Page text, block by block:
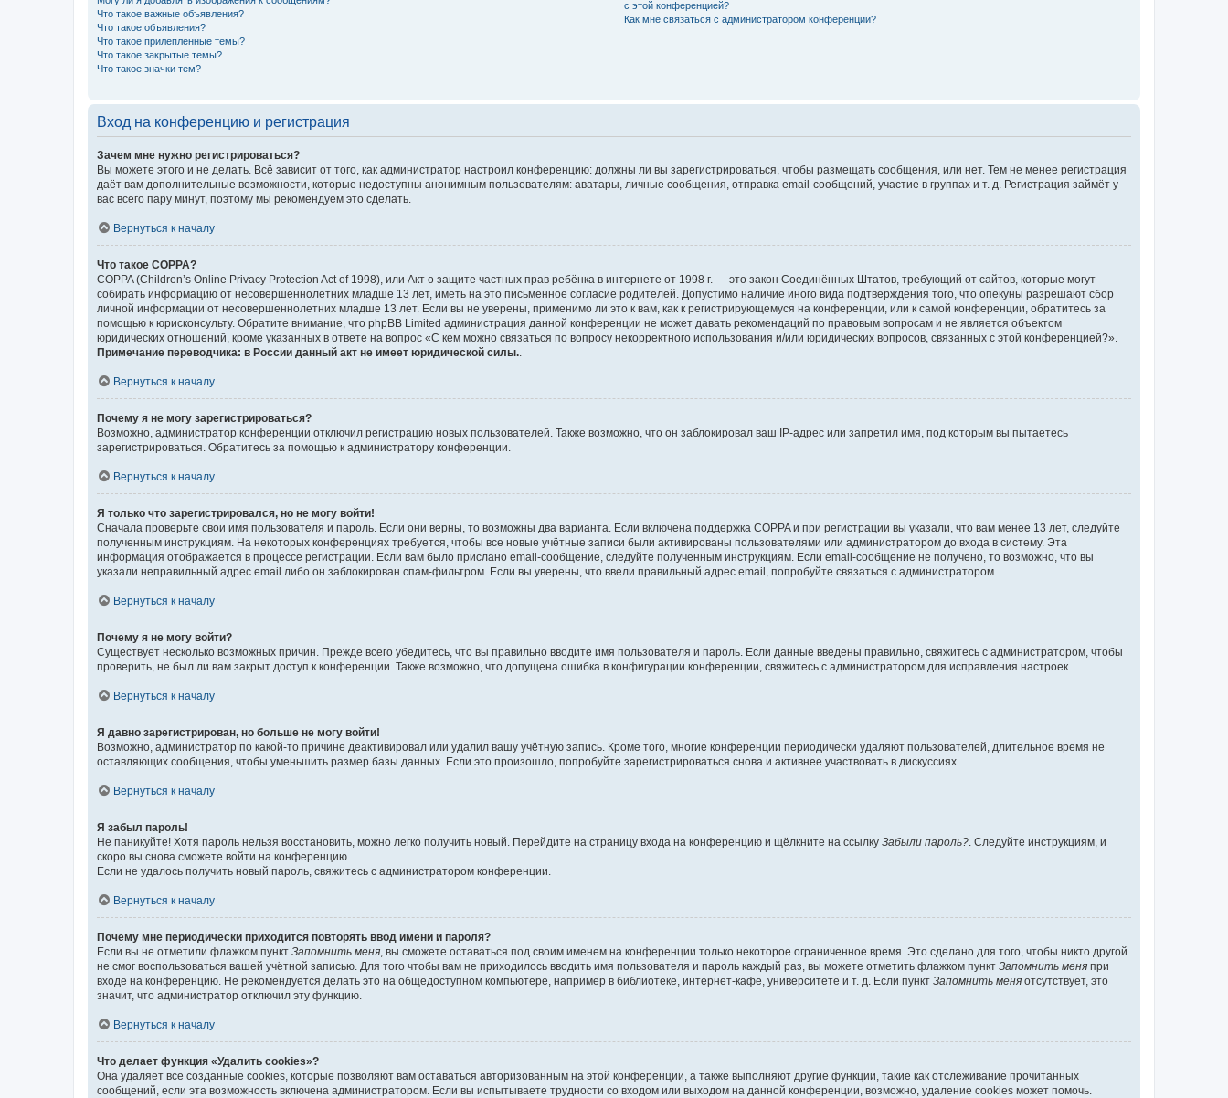
Что такое важные объявления?
Что такое объявления?
Что такое прилепленные темы?
Что такое закрытые темы?
Что такое значки тем?
с этой конференцией?
Как мне связаться с администратором конференции?
Вход на конференцию и регистрация
Зачем мне нужно регистрироваться?
Вы можете этого и не делать. Всё зависит от того, как администратор настроил конференцию: должны ли вы зарегистрироваться, чтобы размещать сообщения, или нет. Тем не менее регистрация
даёт вам дополнительные возможности, которые недоступны анонимным пользователям: аватары, личные сообщения, отправка email-сообщений, участие в группах и т. д. Регистрация займёт у
вас всего пару минут, поэтому мы рекомендуем это сделать.
Вернуться к началу
Что такое COPPA?
COPPA (Children’s Online Privacy Protection Act of 1998), или Акт о защите частных прав ребёнка в интернете от 1998 г. — это закон Соединённых Штатов, требующий от сайтов, которые могут
собирать информацию от несовершеннолетних младше 13 лет, иметь на это письменное согласие родителей. Допустимо наличие иного вида подтверждения того, что опекуны разрешают сбор
личной информации от несовершеннолетних младше 13 лет. Если вы не уверены, применимо ли это к вам, как к регистрирующемуся на конференции, или к самой конференции, обратитесь за
помощью к юрисконсульту. Обратите внимание, что phpBB Limited администрация данной конференции не может давать рекомендаций по правовым вопросам и не является объектом
юридических отношений, кроме указанных в ответе на вопрос «С кем можно связаться по вопросу некорректного использования и/или юридических вопросов, связанных с этой конференцией?».
Примечание переводчика: в России данный акт не имеет юридической силы.
Вернуться к началу
Почему я не могу зарегистрироваться?
Возможно, администратор конференции отключил регистрацию новых пользователей. Также возможно, что он заблокировал ваш IP-адрес или запретил имя, под которым вы пытаетесь
зарегистрироваться. Обратитесь за помощью к администратору конференции.
Вернуться к началу
Я только что зарегистрировался, но не могу войти!
Сначала проверьте свои имя пользователя и пароль. Если они верны, то возможны два варианта. Если включена поддержка COPPA и при регистрации вы указали, что вам менее 13 лет, следуйте
полученным инструкциям. На некоторых конференциях требуется, чтобы все новые учётные записи были активированы пользователями или администратором до входа в систему. Эта
информация отображается в процессе регистрации. Если вам было прислано email-сообщение, следуйте полученным инструкциям. Если email-сообщение не получено, то возможно, что вы
указали неправильный адрес email либо он заблокирован спам-фильтром. Если вы уверены, что ввели правильный адрес email, попробуйте связаться с администратором.
Вернуться к началу
Почему я не могу войти?
Существует несколько возможных причин. Прежде всего убедитесь, что вы правильно вводите имя пользователя и пароль. Если данные введены правильно, свяжитесь с администратором, чтобы
проверить, не был ли вам закрыт доступ к конференции. Также возможно, что допущена ошибка в конфигурации конференции, свяжитесь с администратором для исправления настроек.
Вернуться к началу
Я давно зарегистрирован, но больше не могу войти!
Возможно, администратор по какой-то причине деактивировал или удалил вашу учётную запись. Кроме того, многие конференции периодически удаляют пользователей, длительное время не
оставляющих сообщения, чтобы уменьшить размер базы данных. Если это произошло, попробуйте зарегистрироваться снова и активнее участвовать в дискуссиях.
Вернуться к началу
Я забыл пароль!
Не паникуйте! Хотя пароль нельзя восстановить, можно легко получить новый. Перейдите на страницу входа на конференцию и щёлкните на ссылку Забыли пароль? . Следуйте инструкциям, и
скоро вы снова сможете войти на конференцию.
Если не удалось получить новый пароль, свяжитесь с администратором конференции.
Вернуться к началу
Почему мне периодически приходится повторять ввод имени и пароля?
Если вы не отметили флажком пункт Запомнить меня , вы сможете оставаться под своим именем на конференции только некоторое ограниченное время. Это сделано для того, чтобы никто другой
не смог воспользоваться вашей учётной записью. Для того чтобы вам не приходилось вводить имя пользователя и пароль каждый раз, вы можете отметить флажком пункт Запомнить меня при
входе на конференцию. Не рекомендуется делать это на общедоступном компьютере, например в библиотеке, интернет-кафе, университете и т. д. Если пункт Запомнить меня отсутствует, это
значит, что администратор отключил эту функцию.
Вернуться к началу
Что делает функция «Удалить cookies»?
Она удаляет все созданные cookies, которые позволяют вам оставаться авторизованным на этой конференции, а также выполняют другие функции, такие как отслеживание прочитанных
сообщений, если эта возможность включена администратором. Если вы испытываете трудности со входом или выходом на данной конференции, возможно, удаление cookies может помочь.